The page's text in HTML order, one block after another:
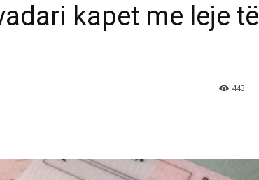
kapet me leje të
443